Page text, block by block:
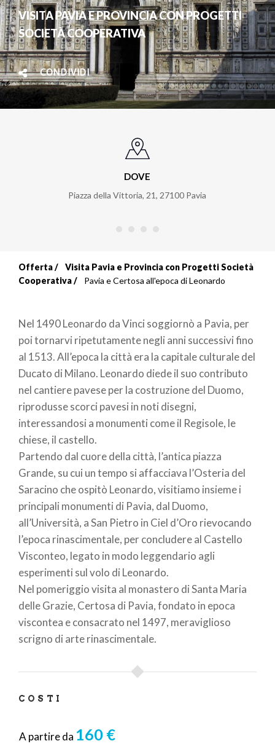
VISITA PAVIA E PROVINCIA CON PROGETTI
SOCIETÀ COOPERATIVA
CONDIVIDI
DOVE
Piazza della Vittoria, 21, 27100 Pavia
Briciole
pane
Offerta
Visita Pavia e Provincia con Progetti Società
Cooperativa
Pavia e Certosa all'epoca di Leonardo
Nel 1490 Leonardo da Vinci soggiornò a Pavia, per
poi tornarvi ripetutamente negli anni successivi fino
al 1513. All’epoca la città era la capitale culturale del
Ducato di Milano. Leonardo diede il suo contributo
nel cantiere pavese per la costruzione del Duomo,
riprodusse scorci pavesi in noti disegni,
interessandosi a monumenti come il Regisole, le
chiese, il castello.
Partendo dal cuore della città, l’antica piazza
Grande, su cui un tempo si affacciava l’Osteria del
Saracino che ospitò Leonardo, visitiamo insieme i
principali monumenti di Pavia, dal Duomo,
all’Università, a San Pietro in Ciel d’Oro rievocando
l’epoca rinascimentale, per concludere al Castello
Visconteo, legato in modo leggendario agli
esperimenti sul volo di Leonardo.
Nel pomeriggio visita al monastero di Santa Maria
delle Grazie, Certosa di Pavia, fondato in epoca
viscontea e consacrato nel 1497, meraviglioso
scrigno di arte rinascimentale.
COSTI
A partire da 160 €